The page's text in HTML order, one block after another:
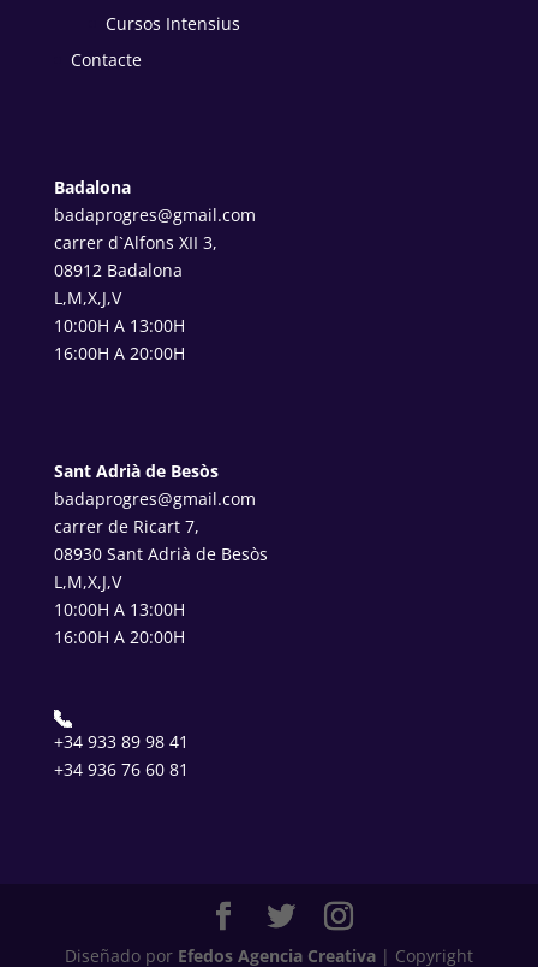
Cursos Intensius
Contacte
Badalona
badaprogres@gmail.com
carrer d`Alfons XII 3,
08912 Badalona
L,M,X,J,V
10:00H A 13:00H
16:00H A 20:00H
Sant Adrià de Besòs
badaprogres@gmail.com
carrer de Ricart 7,
08930 Sant Adrià de Besòs
L,M,X,J,V
10:00H A 13:00H
16:00H A 20:00H
+34 933 89 98 41
+34 936 76 60 81
Diseñado por Efedos Agencia Creativa| Copyright